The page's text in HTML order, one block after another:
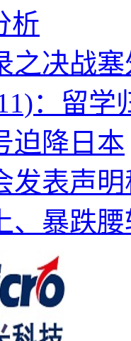
析
之决战
：留学
迫降日本
发表声
、暴跌